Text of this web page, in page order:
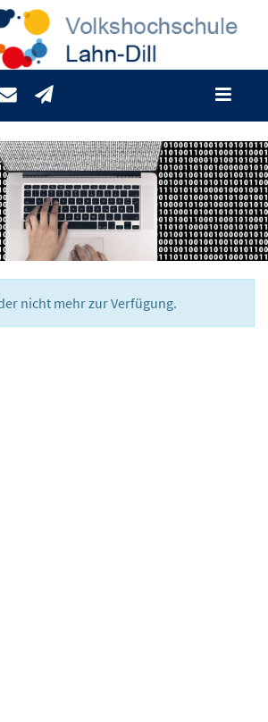
nicht mehr zur Verfügung.